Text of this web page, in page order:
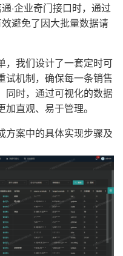
·企业奇门接口时，通过
避免了因大批量数据请
，我们设计了一套定时可
试机制，确保每一条销售
同时，通过可视化的数据
直观、易于管理。
方案中的具体实现步骤及